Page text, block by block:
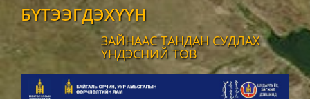
БҮТЭЭГДЭХҮҮН
ЗАЙНААС ТАНДАН СУДЛАХ
ҮНДЭСНИЙ ТӨВ